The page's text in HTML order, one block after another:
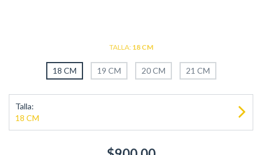
TALLA: 18 CM
18 CM 19 CM 20 CM 21 CM
Talla:
18 CM